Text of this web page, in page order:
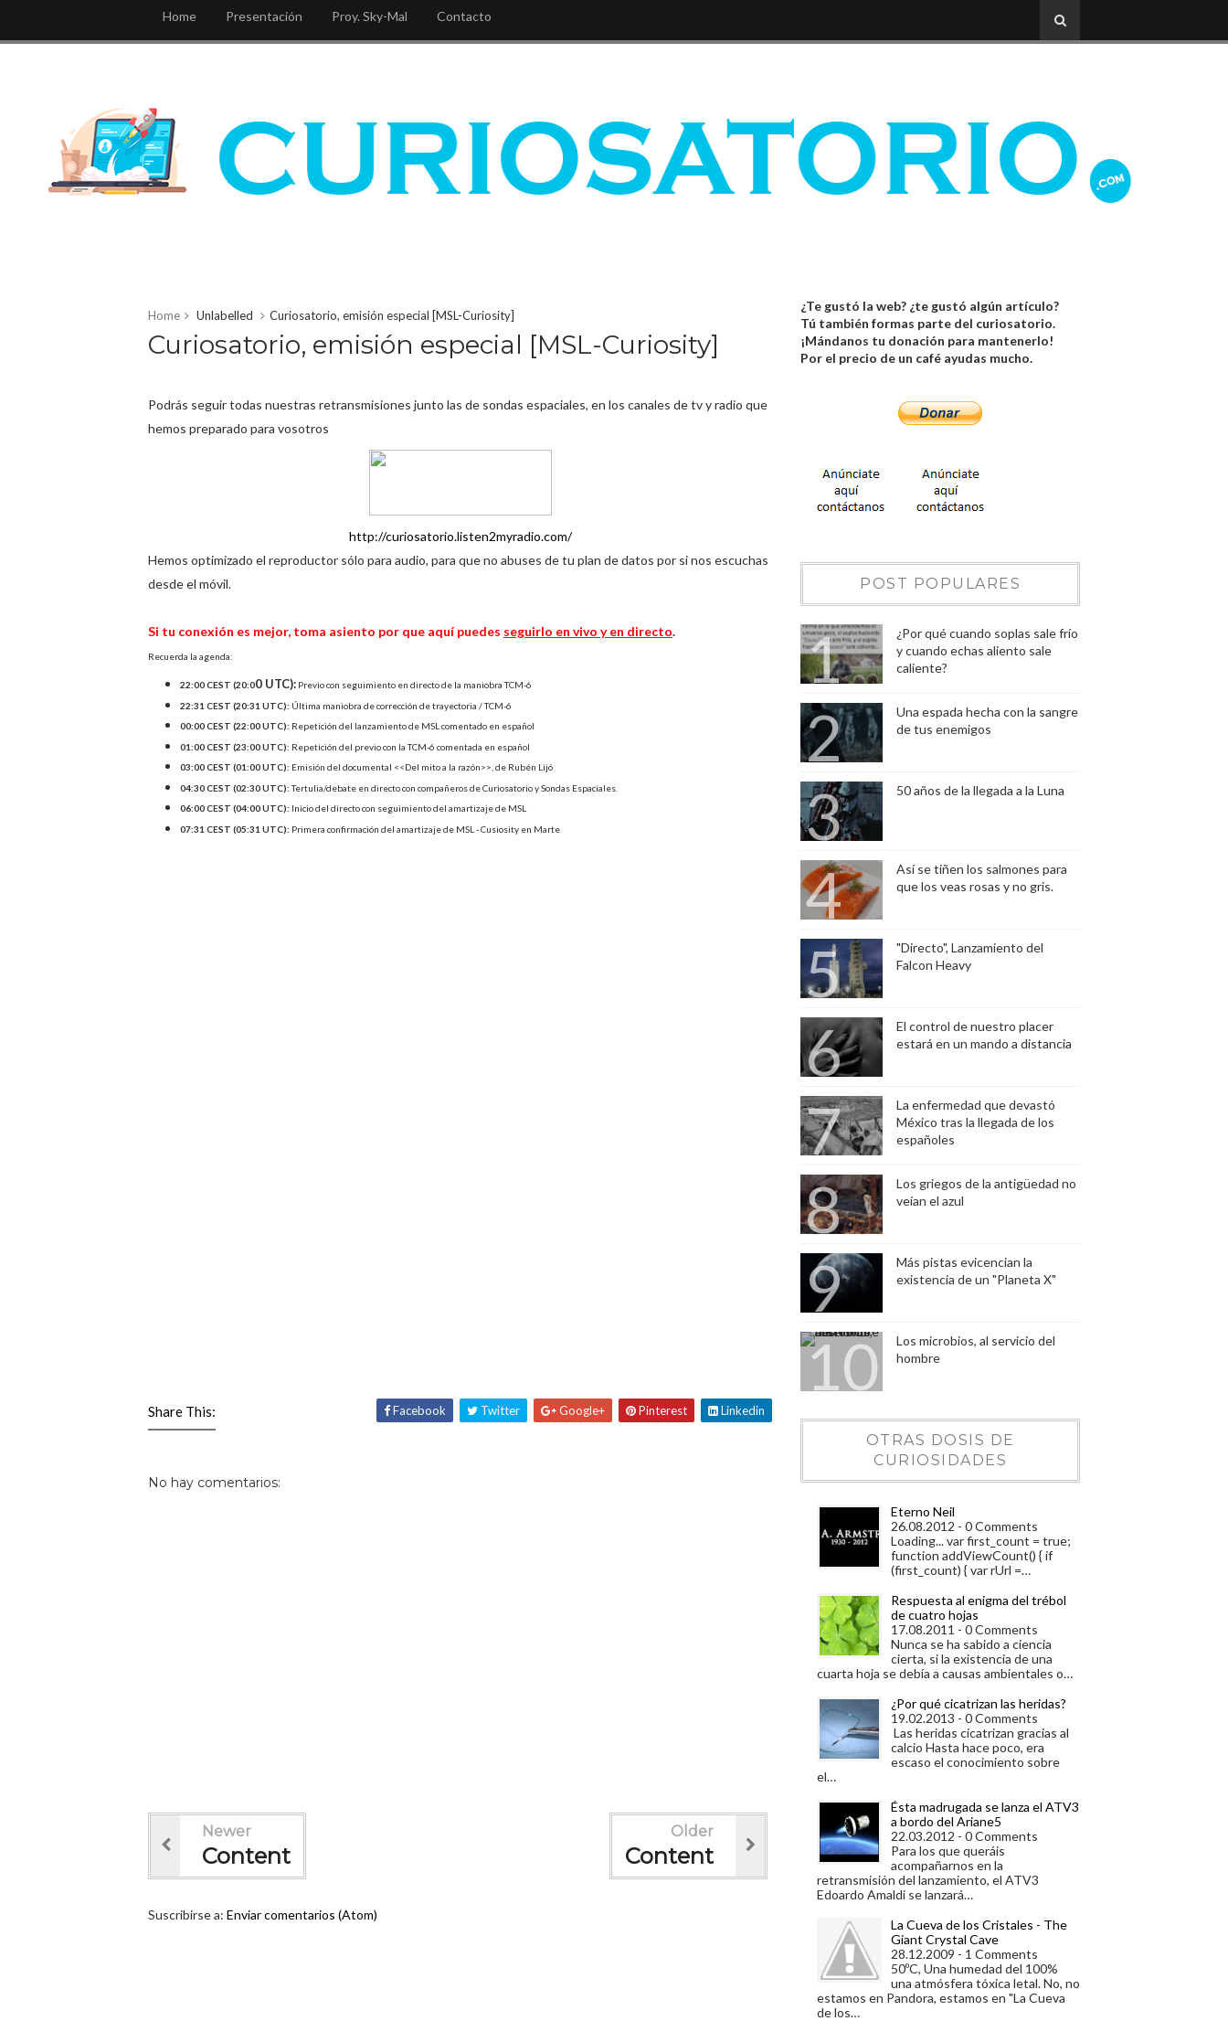
Home Presentación Proy. Sky-Mal Contacto
Home Unlabelled Curiosatorio, emisión especial [MSL-Curiosity]
Curiosatorio, emisión especial [MSL-Curiosity]
Podrás seguir todas nuestras retransmisiones junto las de sondas espaciales, en los canales de tv y radio que
hemos preparado para vosotros
http://curiosatorio.listen2myradio.com/
Hemos optimizado el reproductor sólo para audio, para que no abuses de tu plan de datos por si nos escuchas
desde el móvil.
Si tu conexión es mejor, toma asiento por que aquí puedes seguirlo en vivo y en directo.
Recuerda la agenda:
22:00 CEST (20:00 UTC): Previo con seguimiento en directo de la maniobra TCM-6
22:31 CEST (20:31 UTC): Última maniobra de corrección de trayectoria / TCM-6
00:00 CEST (22:00 UTC): Repetición del lanzamiento de MSL comentado en español
01:00 CEST (23:00 UTC): Repetición del previo con la TCM-6 comentada en español
03:00 CEST (01:00 UTC): Emisión del documental <<Del mito a la razón>>, de Rubén Lijó
04:30 CEST (02:30 UTC):Tertulia/debate en directo con compañeros de Curiosatorio y Sondas Espaciales.
06:00 CEST (04:00 UTC): Inicio del directo con seguimiento del amartizaje de MSL
07:31 CEST (05:31 UTC): Primera confirmación del amartizaje de MSL - Cusiosity en Marte
Share This: Facebook Twitter Google+ Pinterest Linkedin
No hay comentarios:
Newer
Content
Older
Content
Suscribirse a: Enviar comentarios (Atom)
¿Te gustó la web? ¿te gustó algún artículo?
Tú también formas parte del curiosatorio.
¡Mándanos tu donación para mantenerlo!
Por el precio de un café ayudas mucho.
POST POPULARES
¿Por qué cuando soplas sale frío
y cuando echas aliento sale
caliente?
Una espada hecha con la sangre
de tus enemigos
50 años de la llegada a la Luna
Así se tiñen los salmones para
que los veas rosas y no gris.
"Directo", Lanzamiento del
Falcon Heavy
El control de nuestro placer
estará en un mando a distancia
La enfermedad que devastó
México tras la llegada de los
españoles
Los griegos de la antigüedad no
veían el azul
Más pistas evicencian la
existencia de un "Planeta X"
Los microbios, al servicio del
hombre
OTRAS DOSIS DE
CURIOSIDADES
Eterno Neil
26.08.2012 - 0 Comments
Loading... var first_count = true;
function addViewCount() { if
(first_count) { var rUrl =…
Respuesta al enigma del trébol
de cuatro hojas
17.08.2011 - 0 Comments
Nunca se ha sabido a ciencia
cierta, si la existencia de una
cuarta hoja se debía a causas ambientales o…
¿Por qué cicatrizan las heridas?
19.02.2013 - 0 Comments
Las heridas cicatrizan gracias al
calcio Hasta hace poco, era
escaso el conocimiento sobre
el…
Ésta madrugada se lanza el ATV3
a bordo del Ariane5
22.03.2012 - 0 Comments
Para los que queráis
acompañarnos en la
retransmisión del lanzamiento, el ATV3
Edoardo Amaldi se lanzará…
La Cueva de los Cristales - The
Giant Crystal Cave
28.12.2009 - 1 Comments
50ºC, Una humedad del 100%
una atmósfera tóxica letal. No, no
estamos en Pandora, estamos en "La Cueva
de los…